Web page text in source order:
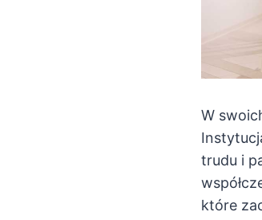
W
trudu i
które